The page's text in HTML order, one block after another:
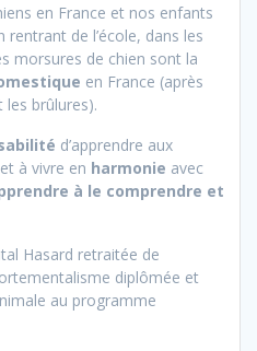
en France et nos enfants
de l’école, dans les
morsures de chien sont la
en France (après
les brûlures).
d’apprendre aux
à vivre en harmonie avec
à le comprendre et
Hasard retraitée de
diplômée et
au programme